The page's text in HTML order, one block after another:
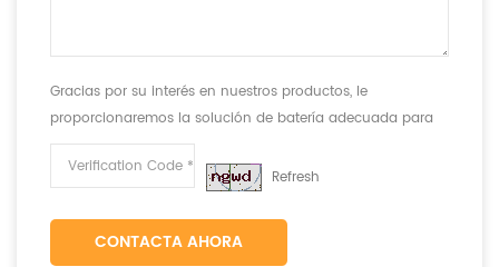
Gracias por su interés en nuestros productos, le
proporcionaremos la solución de batería adecuada para
cumplir con sus requisitos.
Refresh
CONTACTA AHORA